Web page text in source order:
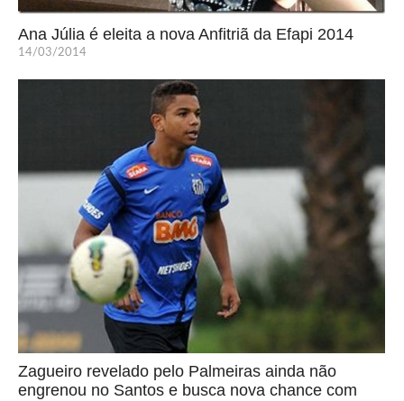
Ana Júlia é eleita a nova Anfitriã da Efapi 2014
14/03/2014
Zagueiro revelado pelo Palmeiras ainda não
engrenou no Santos e busca nova chance com